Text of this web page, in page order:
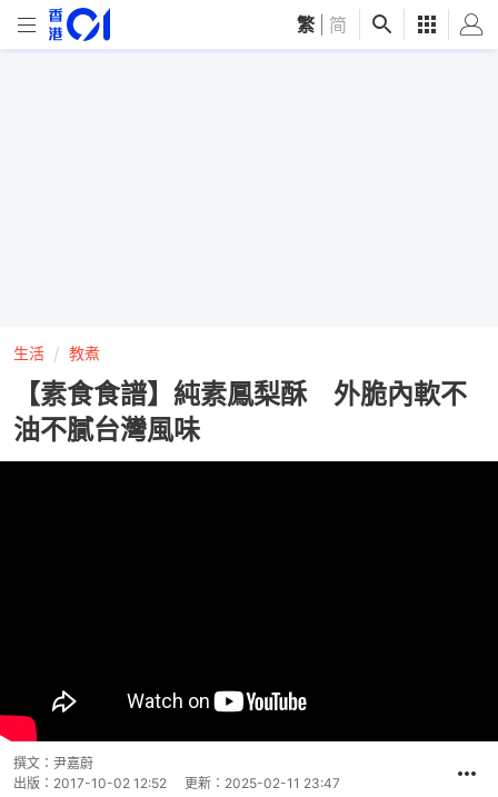
繁 简
生活 教煮
【素食食譜】純素鳳梨酥 外脆內軟不
油不膩台灣風味
撰文： 尹嘉蔚
出版： 2017-10-02 12:52 更新： 2025-02-11 23:47